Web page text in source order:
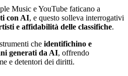
Music e YouTube faticano a
con AI, e questo solleva interrogativi
e affidabilità delle classifiche.
che identifichino e
generati da AI, offrendo
e detentori dei diritti.